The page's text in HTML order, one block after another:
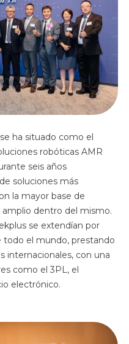
ha situado como el
robóticas AMR
seis años
soluciones más
la mayor base de
dentro del mismo.
se extendían por
todo el mundo, prestando
internacionales, con una
como el 3PL, el
electrónico.